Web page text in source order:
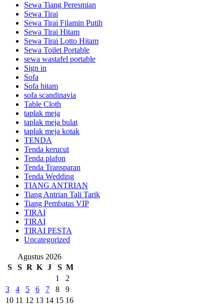
Sewa Tiang Peresmian
Sewa Tirai
Sewa Tirai Filamin Putih
Sewa Tirai Hitam
Sewa Tirai Lotto Hitam
Sewa Toilet Portable
sewa wastafel portable
Sign in
Sofa
Sofa hitam
sofa scandinavia
Table Cloth
taplak meja
taplak meja bulat
taplak meja kotak
TENDA
Tenda kerucut
Tenda plafon
Tenda Transparan
Tenda Wedding
TIANG ANTRIAN
Tiang Antrian Tali Tarik
Tiang Pembatas VIP
TIRAI
TIRAI
TIRAI PESTA
Uncategorized
Agustus 2026
S
S R K J S M
1
2
3
4 5 6 7 8
9
10 11 12 13 14 15 16